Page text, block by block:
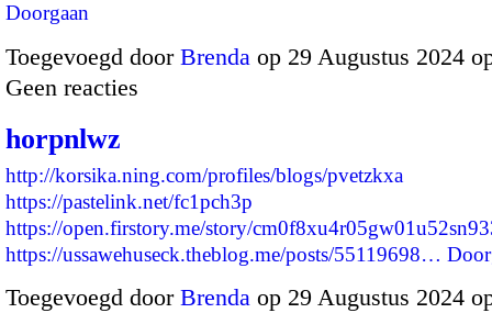
Doorgaan
Toegevoegd door Brenda op 29 Augustus 2024
Geen reacties
horpnlwz
http://korsika.ning.com/profiles/blogs/pvetzkxa
https://pastelink.net/fc1pch3p
https://open.firstory.me/story/
https://ussawehuseck.theblog.me/posts/55119698…
Toegevoegd door Brenda op 29 Augustus 2024